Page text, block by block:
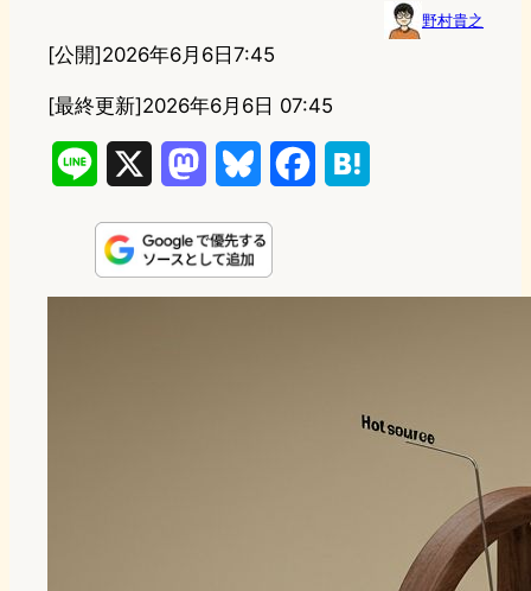
野村貴之
[公開]2026年6月6日7:45
[最終更新]2026年6月6日 07:45
n
e
s
t
u
e
e
e